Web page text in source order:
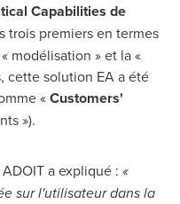
Capabilities de
trois premiers en termes
modélisation » et la «
cette solution EA a été
«Customers'
»).
a expliqué : «
sur l'utilisateur dans la